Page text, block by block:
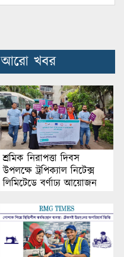
আরো খবর
শ্রমিক নিরাপত্তা দিবস
উপলক্ষে ট্রপিক্যাল নিটেক্স
লিমিটেডে বর্ণাঢ্য আয়োজন